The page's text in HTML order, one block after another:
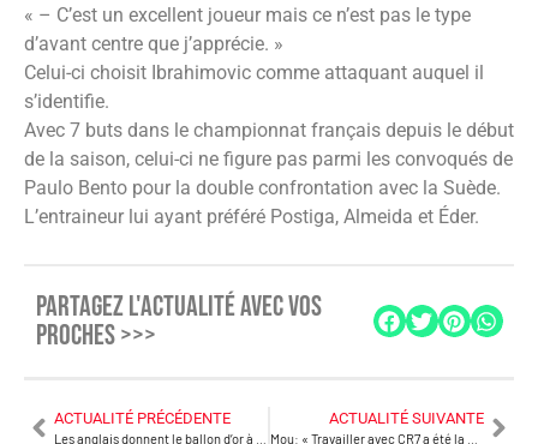
« – C’est un excellent joueur mais ce n’est pas le type
d’avant centre que j’apprécie. »
Celui-ci choisit Ibrahimovic comme attaquant auquel il
s’identifie.
Avec 7 buts dans le championnat français depuis le début
de la saison, celui-ci ne figure pas parmi les convoqués de
Paulo Bento pour la double confrontation avec la Suède.
L’entraineur lui ayant préféré Postiga, Almeida et Éder.
PARTAGEZ L'ACTUALITÉ AVEC VOS
PROCHES >>>
ACTUALITÉ PRÉCÉDENTE ACTUALITÉ SUIVANTE